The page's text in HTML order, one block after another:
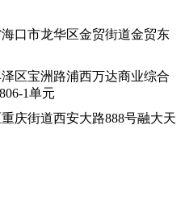
口市龙华区金贸街道金贸东
区宝洲路浦西万达商业综合
1单元
庆街道西安大路888号融大天